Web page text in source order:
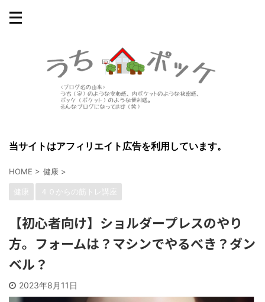
当サイトはアフィリエイト広告を利用しています。
HOME > 健康 >
健康 ４０からの筋トレ講座
【初心者向け】ショルダープレスのやり
方。フォームは？マシンでやるべき？ダン
ベル？
2023年8月11日